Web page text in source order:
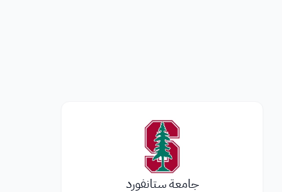
جامعة ستانفورد